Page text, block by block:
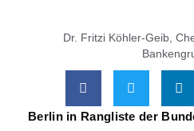
Dr. Fritzi Köhler-Geib,
Berlin in Rangliste der